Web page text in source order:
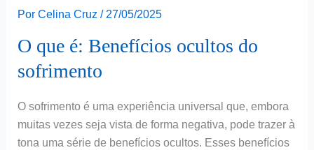
Por Celina Cruz / 27/05/2025
O que é: Benefícios ocultos do
sofrimento
O sofrimento é uma experiência universal que, embora
muitas vezes seja vista de forma negativa, pode trazer à
tona uma série de benefícios ocultos. Esses benefícios